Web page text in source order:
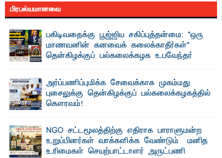
பிரபல்யமானவை
பகிடிவதைக்கு பூஜ்ஜிய சகிப்புத்தன்மை: "ஒரு
மாணவனின் கனவைக் கலைக்காதீர்கள்" –
தென்கிழக்குப் பல்கலைக்கழக உபவேந்தர்
"ஒ ரு மாணவனின் அல்லது மாணவியின் கனவு என்னால்
கலைக்கப்படாது" என்ற உறுதியை ஒவ்வொரு மாணவரும் ...
அர்ப்பணிப்புமிக்க சேவைக்காக முகம்மது
புசைலுக்கு தென்கிழக்குப் பல்கலைக்கழகத்தில்
கௌரவம்!
NGO சட்டமூலத்திற்கு எதிராக பாராளுமன்ற
உறுப்பினர்கள் வாக்களிக்க வேண்டும் – மனித
உரிமைகள் செயற்பாட்டாளர் அருட்பணி